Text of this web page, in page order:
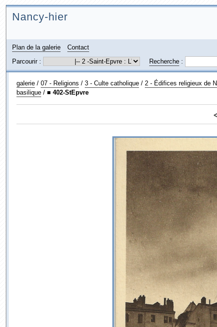
Nancy-hier
Plan de la galerie
Contact
Parcourir :
Recherche:
galerie/ 07 - Religions / 3 - Culte catholique/ 2 - Édifices religieux de
basilique/ ■ 402-StEpvre